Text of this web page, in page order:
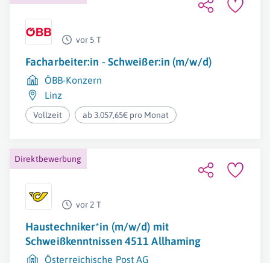
vor 5 T
Facharbeiter:in - Schweißer:in (m/w/d)
ÖBB-Konzern
Linz
Vollzeit ab 3.057,65€ pro Monat
Direktbewerbung
vor 2 T
Haustechniker*in (m/w/d) mit
Schweißkenntnissen 4511 Allhaming
Österreichische Post AG